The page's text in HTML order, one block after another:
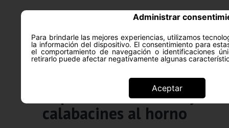
Administrar
Para brindarle las mejores experiencias, utilizamos
la información del dispositivo. El consentimiento para
el comportamiento de navegación o identificaciones
retirarlo puede afectar negativamente algunas
Aceptar
Croquetas de merluza y
calabacines al horno